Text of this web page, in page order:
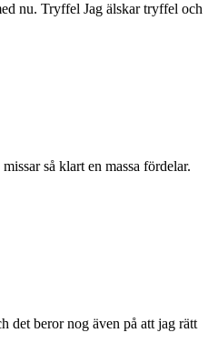
nu. Tryffel Jag älskar tryffel och
så klart en massa fördelar.
det beror nog även på att jag rätt